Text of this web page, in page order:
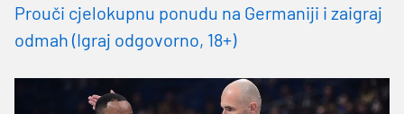
Prouči cjelokupnu ponudu na Germaniji i zaigraj
odmah (Igraj odgovorno, 18+)